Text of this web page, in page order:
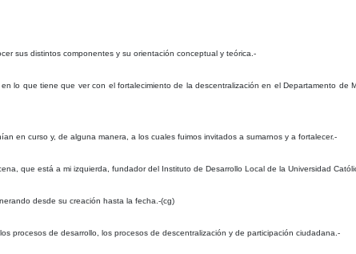
sus distintos componentes y su orientación conceptual y teórica.-
que tiene que ver con el fortalecimiento de la descentralización en el Departamento de
en curso y, de alguna manera, a los cuales fuimos invitados a sumarnos y a fortalecer.-
que está a mi izquierda, fundador del Instituto de Desarrollo Local de la Universidad
desde su creación hasta la fecha.-(cg)
procesos de desarrollo, los procesos de descentralización y de participación ciudadana.-